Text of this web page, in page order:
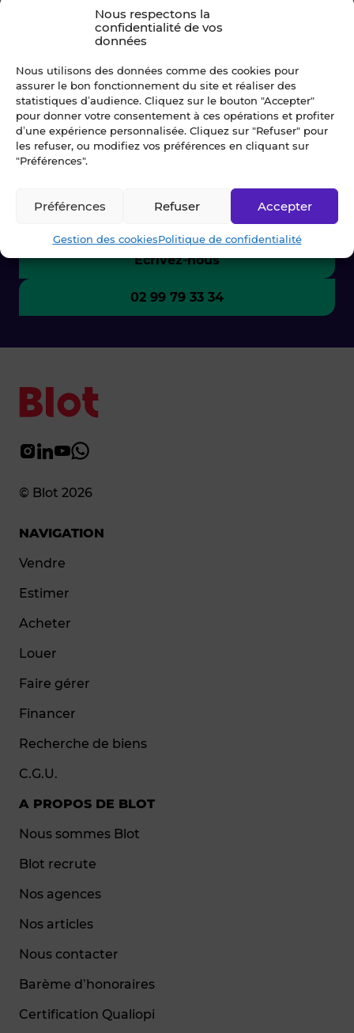
Nous respectons la
confidentialité de vos
données
Nous utilisons des données comme des cookies pour
assurer le bon fonctionnement du site et réaliser des
statistiques d’audience. Cliquez sur le bouton "Accepter"
pour donner votre consentement à ces opérations et profiter
d’une expérience personnalisée. Cliquez sur "Refuser" pour
les refuser, ou modifiez vos préférences en cliquant sur
"Préférences".
Accepter
Refuser
Préférences
Gestion des cookiesPolitique de confidentialité
Primeur/Epicerie 17-Charente-
Une question ? Contactez-
nous !
Chez Blot nous sommes là pour vous
accompagner à chaque étape.
Ecrivez-nous
02 99 79 33 34
© Blot 2026
NAVIGATION
Vendre
Estimer
Acheter
Louer
Faire gérer
Financer
Recherche de biens
C.G.U.
A PROPOS DE BLOT
Nous sommes Blot
Blot recrute
Nos agences
Nos articles
Nous contacter
Barème d’honoraires
Certification Qualiopi